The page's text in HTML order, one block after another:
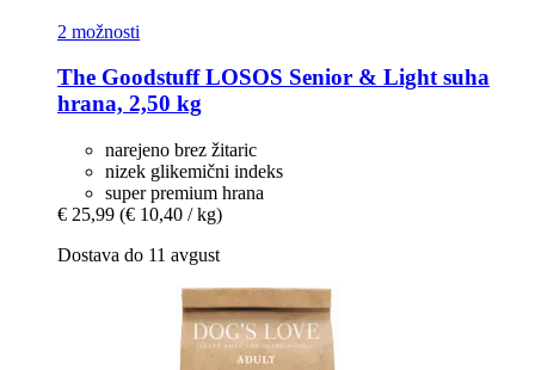
2 možnosti
The GoodstuffLOSOS Senior & Light suha
hrana, 2,50 kg
narejeno brez žitaric
nizek glikemični indeks
super premium hrana
€ 25,99 (€ 10,40 / kg)
Dostava do 11 avgust